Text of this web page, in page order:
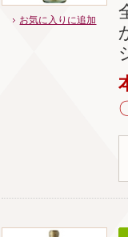
お気に入りに追加